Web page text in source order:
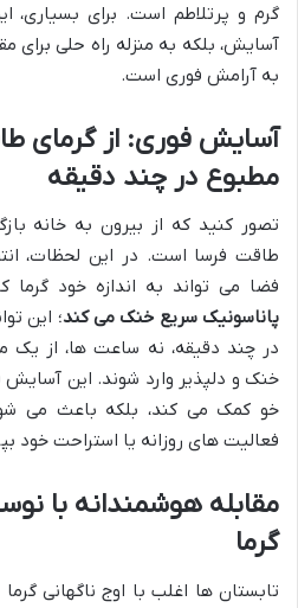
گرم و پرتلاطم است. برای بسیاری،
آسایش، بلکه به منزله راه حلی برای
به آرامش فوری است.
آسایش فوری: از گرمای
مطبوع در چند دقیقه
تصور کنید که از بیرون به خانه
طاقت فرسا است. در این لحظات،
فضا می تواند به اندازه خود گرما
پاناسونیک سریع خنک می کند؛ این
در چند دقیقه، نه ساعت ها، از
خنک و دلپذیر وارد شوند. این آسایش
خو کمک می کند، بلکه باعث می شود
فعالیت های روزانه یا استراحت خود
مقابله هوشمندانه با
گرما
تابستان ها اغلب با اوج ناگهانی